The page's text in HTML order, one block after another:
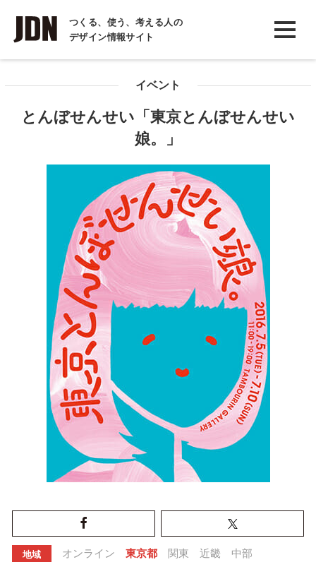
つくる、使う、考える人の
デザイン情報サイト
INTERVIEW
インタビュー
イベント
とんぼせんせい「東京とんぼせんせい
娘。」
地域 オンライン 東京都 関東 近畿 中部